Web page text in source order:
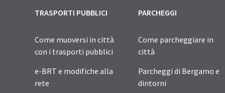
TRASPORTI PUBBLICI
Come muoversi in città
con i trasporti pubblici
e-BRT e modifiche alla
rete
PARCHEGGI
Come parcheggiare in
città
Parcheggi di Bergamo e
dintorni